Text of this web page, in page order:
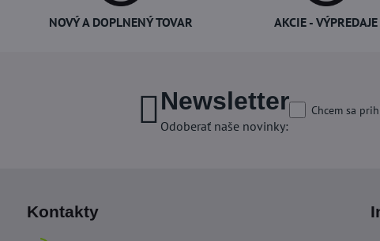
NOVÝ A DOPLNENÝ TOVAR AKCIE - VÝPREDAJE
Newsletter
Odoberať naše novinky:
Chcem sa
Kontakty